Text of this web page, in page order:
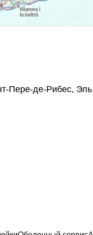
Пере-де-Рибес,